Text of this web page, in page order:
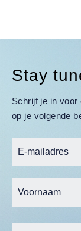
Stay
Schrijf je in voor
op je volgende